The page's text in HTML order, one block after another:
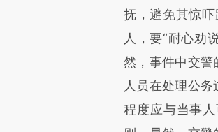
抚，避免其惊
人，要“耐心劝
然，事件中交警
人员在处理公
程度应与当事